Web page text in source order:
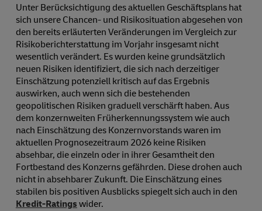
Unter Berücksichtigung des aktuellen Geschäftsplans hat
sich unsere Chancen- und Risikosituation abgesehen von
den bereits erläuterten Veränderungen im Vergleich zur
Risikoberichterstattung im Vorjahr insgesamt nicht
wesentlich verändert. Es wurden keine grundsätzlich
neuen Risiken identifiziert, die sich nach derzeitiger
Einschätzung potenziell kritisch auf das Ergebnis
auswirken, auch wenn sich die bestehenden
geopolitischen Risiken graduell verschärft haben. Aus
dem konzernweiten Früherkennungssystem wie auch
nach Einschätzung des Konzernvorstands waren im
aktuellen Prognosezeitraum 2026 keine Risiken
absehbar, die einzeln oder in ihrer Gesamtheit den
Fortbestand des Konzerns gefährden. Diese drohen auch
nicht in absehbarer Zukunft. Die Einschätzung eines
stabilen bis positiven Ausblicks spiegelt sich auch in den
Kredit-Ratingswider.